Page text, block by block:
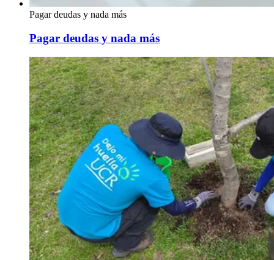
Pagar deudas y nada más
Pagar deudas y nada más